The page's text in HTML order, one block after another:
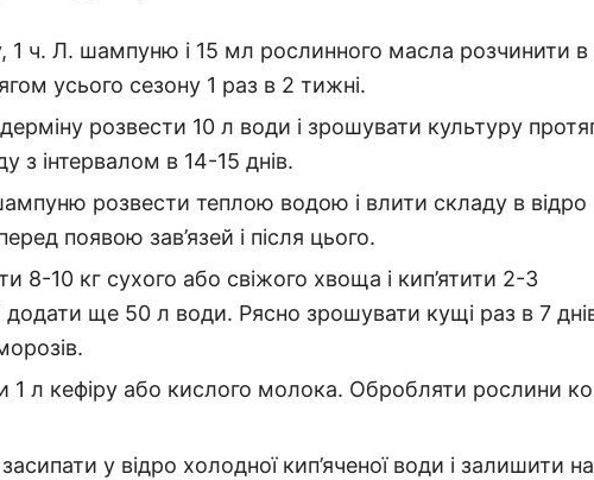
1 ч. Л. шампуню і 15 мл рослинного масла розчинити
усього сезону 1 раз в 2 тижні.
розвести 10 л води і зрошувати культуру
з інтервалом в 14-15 днів.
розвести теплою водою і влити складу в відро
появою зав’язей і після цього.
8-10 кг сухого або свіжого хвоща і кип’ятити 2-3
додати ще 50 л води. Рясно зрошувати кущі раз в 7
1 л кефіру або кислого молока. Обробляти рослини
у відро холодної кип’яченої води і залишити